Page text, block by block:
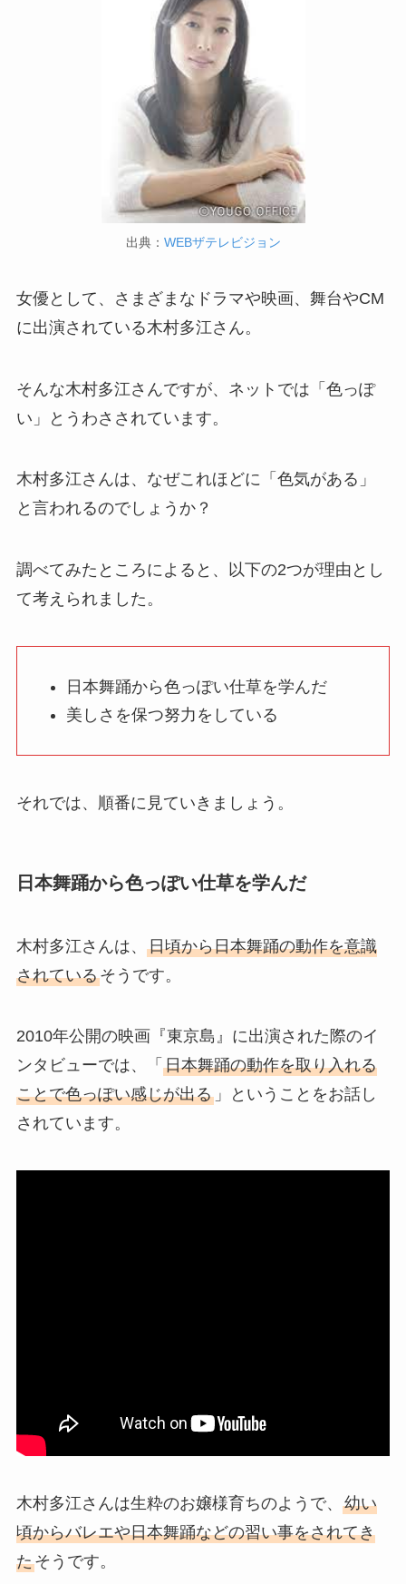
出典： WEBザテレビジョン
女優として、さまざまなドラマや映画、舞台やCM
に出演されている木村多江さん。
そんな木村多江さんですが、ネットでは「色っぽ
い」とうわさされています。
木村多江さんは、なぜこれほどに「色気がある」
と言われるのでしょうか？
調べてみたところによると、以下の2つが理由とし
て考えられました。
日本舞踊から色っぽい仕草を学んだ
美しさを保つ努力をしている
それでは、順番に見ていきましょう。
日本舞踊から色っぽい仕草を学んだ
木村多江さんは、 日頃から日本舞踊の動作を意識
されているそうです。
2010年公開の映画『東京島』に出演された際のイ
ンタビューでは、「 日本舞踊の動作を取り入れる
ことで色っぽい感じが出る」ということをお話し
されています。
木村多江さんは生粋のお嬢様育ちのようで、 幼い
頃からバレエや日本舞踊などの習い事をされてき
たそうです。